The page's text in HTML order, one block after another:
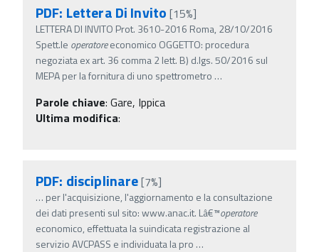
PDF: Lettera Di Invito [15%]
LETTERA DI INVITO Prot. 3610-2016 Roma, 28/10/2016
Spett.le operatoreeconomico OGGETTO: procedura
negoziata ex art. 36 comma 2 lett. B) d.lgs. 50/2016 sul
MEPA per la fornitura di uno spettrometro …
Parole chiave: Gare, Ippica
Ultima modifica:
PDF: disciplinare[7%]
… per l'acquisizione, l'aggiornamento e la consultazione
dei dati presenti sul sito: www.anac.it. Lâ€™operatore
economico, effettuata la suindicata registrazione al
servizio AVCPASS e individuata la pro …